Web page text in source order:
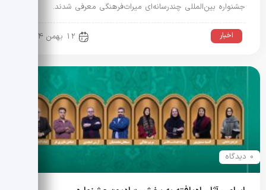
جشنواره بین‌المللی چندرسانه‌ای میراث‌فرهنگی معرفی شدند.
اخبار 12 بهمن 1404
0 دیدگاه